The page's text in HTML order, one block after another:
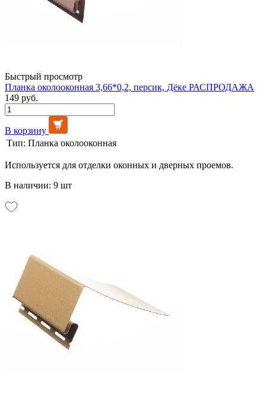
Быстрый просмотр
Планка околооконная 3,66*0,2, персик, Дёке РАСПРОДАЖА
149 руб.
В корзину
Тип: Планка околооконная
Используется для отделки оконных и дверных проемов.
В наличии: 9 шт